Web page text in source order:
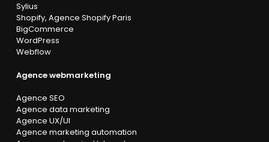
Sylius
Shopify, Agence Shopify Paris
BigCommerce
WordPress
Webflow
Agence webmarketing
Agence SEO
Agence data marketing
Agence UX/UI
Agence marketing automation